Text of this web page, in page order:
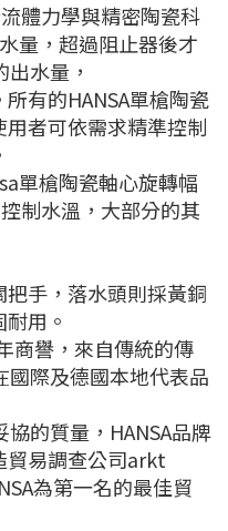
體力學與精密陶瓷科
量，超過阻止器後才
水量，
有的HANSA單槍陶瓷
者可依需求精準控制
單槍陶瓷軸心旋轉幅
制水溫，大部分的其
手，落水頭則採黃銅
用。
商譽，來自傳統的傳
國際及德國本地代表品
的質量，HANSA品牌
貿易調查公司arkt
為第一名的最佳貿